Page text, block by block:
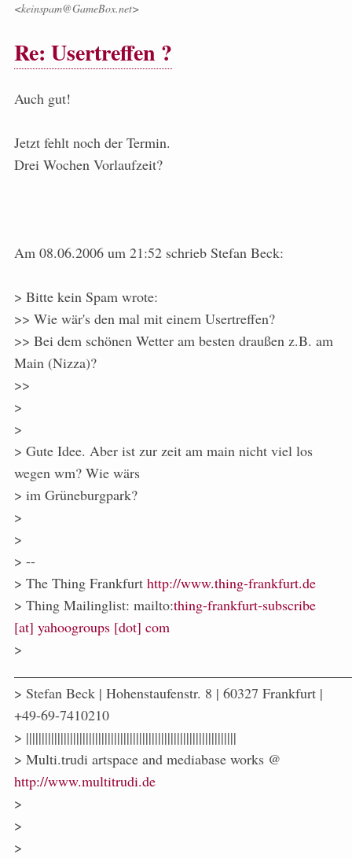
<keinspam@GameBox.net>
Re: Usertreffen ?
Auch gut!
Jetzt fehlt noch der Termin.
Drei Wochen Vorlaufzeit?
Am 08.06.2006 um 21:52 schrieb Stefan Beck:
> Bitte kein Spam wrote:
>> Wie wär's den mal mit einem Usertreffen?
>> Bei dem schönen Wetter am besten draußen z.B. am
Main (Nizza)?
>>
>
>
> Gute Idee. Aber ist zur zeit am main nicht viel los
wegen wm? Wie wärs
> im Grüneburgpark?
>
>
> --
> The Thing Frankfurt http://www.thing-frankfurt.de
> Thing Mailinglist: mailto:thing-frankfurt-subscribe
[at] yahoogroups [dot] com
>
> Stefan Beck | Hohenstaufenstr. 8 | 60327 Frankfurt |
+49-69-7410210
> |||||||||||||||||||||||||||||||||||||||||||||||||||||||||||||||||||
> Multi.trudi artspace and mediabase works @
http://www.multitrudi.de
>
>
>